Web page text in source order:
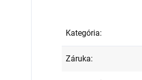
Kategória:
Záruka: